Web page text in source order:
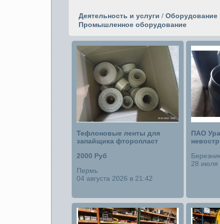
Деятельность и услуги / Оборудование
Промышленное оборудование
Тефлоновые ленты для
запайщика фторопласт
2000 Руб
Пермь
04 августа 2026 в 21:42
ПАО
28 июля